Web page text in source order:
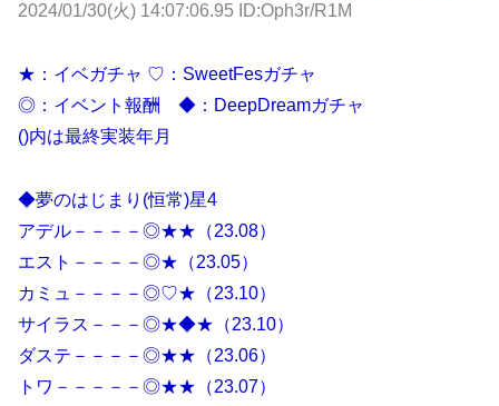
2024/01/30(火) 14:07:06.95 ID:Oph3r/R1M
★：イベガチャ ♡：SweetFesガチャ
◎：イベント報酬 ◆：DeepDreamガチャ
()内は最終実装年月
◆夢のはじまり(恒常)星4
アデル－－－－◎★★（23.08）
エスト－－－－◎★（23.05）
カミュ－－－－◎♡★（23.10）
サイラス－－－◎★◆★（23.10）
ダステ－－－－◎★★（23.06）
トワ－－－－－◎★★（23.07）